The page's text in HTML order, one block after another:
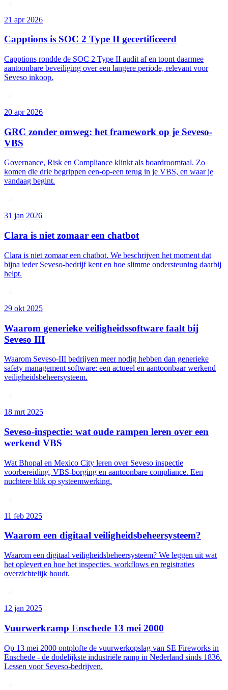
21 apr 2026
Capptions is SOC 2 Type II gecertificeerd
Capptions rondde de SOC 2 Type II audit af en toont daarmee
aantoonbare beveiliging over een langere periode, relevant voor
Seveso inkoop.
20 apr 2026
GRC zonder omweg: het framework op je Seveso-
VBS
Governance, Risk en Compliance klinkt als boardroomtaal. Zo
komen die drie begrippen een-op-een terug in je VBS, en waar je
vandaag begint.
31 jan 2026
Clara is niet zomaar een chatbot
Clara is niet zomaar een chatbot. We beschrijven het moment dat
bijna ieder Seveso-bedrijf kent en hoe slimme ondersteuning daarbij
helpt.
29 okt 2025
Waarom generieke veiligheidssoftware faalt bij
Seveso III
Waarom Seveso-III bedrijven meer nodig hebben dan generieke
safety management software: een actueel en aantoonbaar werkend
veiligheidsbeheersysteem.
18 mrt 2025
Seveso-inspectie: wat oude rampen leren over een
werkend VBS
Wat Bhopal en Mexico City leren over Seveso inspectie
voorbereiding, VBS-borging en aantoonbare compliance. Een
nuchtere blik op systeemwerking.
11 feb 2025
Waarom een digitaal veiligheidsbeheersysteem?
Waarom een digitaal veiligheidsbeheersysteem? We leggen uit wat
het oplevert en hoe het inspecties, workflows en registraties
overzichtelijk houdt.
12 jan 2025
Vuurwerkramp Enschede 13 mei 2000
Op 13 mei 2000 ontplofte de vuurwerkopslag van SE Fireworks in
Enschede - de dodelijkste industriële ramp in Nederland sinds 1836.
Lessen voor Seveso-bedrijven.